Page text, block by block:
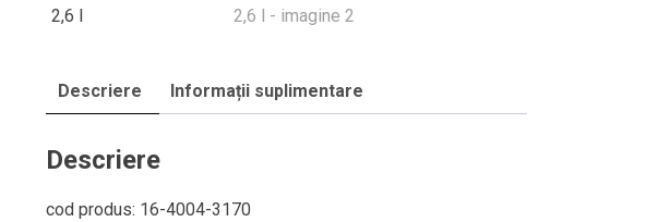
Descriere Informații suplimentare
Descriere
cod produs: 16-4004-3170